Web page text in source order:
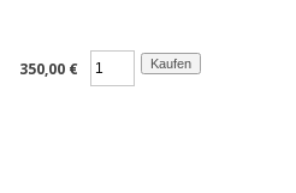
350,00 €